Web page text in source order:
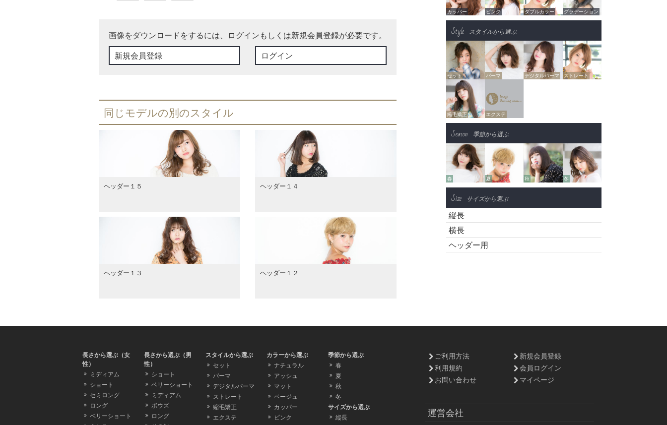
画像をダウンロードをするには、ログインもしくは新規会員登録が必要です。
新規会員登録 ログイン
同じモデルの別のスタイル
ヘッダー１５ ヘッダー１４
ヘッダー１３ ヘッダー１２
カッパー ピンク ダブルカラー グラデーション
Style スタイルから選ぶ
セット パーマ デジタルパーマ ストレート
縮毛矯正 エクステ
Season 季節から選ぶ
春 夏 秋 冬
Size サイズから選ぶ
縦長
横長
ヘッダー用
長さから選ぶ（女
性）
ミディアム
ショート
セミロング
ロング
ベリーショート
長さから選ぶ（男
性）
ショート
ベリーショート
ミディアム
ボウズ
ロング
スタイルから選ぶ
セット
パーマ
デジタルパーマ
ストレート
縮毛矯正
エクステ
カラーから選ぶ
ナチュラル
アッシュ
マット
ベージュ
カッパー
ピンク
季節から選ぶ
春
夏
秋
冬
サイズから選ぶ
縦長
ご利用方法
利用規約
お問い合わせ
新規会員登録
会員ログイン
マイページ
運営会社